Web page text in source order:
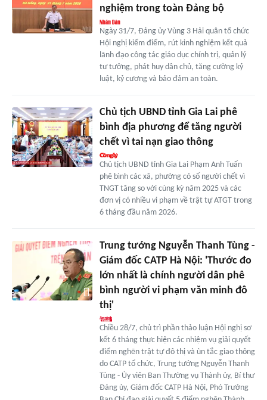
nghiệm trong toàn Đảng bộ
Ngày 31/7, Đảng ủy Vùng 3 Hải quân tổ chức
Hội nghị kiểm điểm, rút kinh nghiệm kết quả
lãnh đạo công tác giáo dục chính trị, quản lý
tư tưởng, phát huy dân chủ, tăng cường kỷ
luật, kỷ cương và bảo đảm an toàn.
Chủ tịch UBND tỉnh Gia Lai phê
bình địa phương để tăng người
chết vì tai nạn giao thông
Chủ tịch UBND tỉnh Gia Lai Phạm Anh Tuấn
phê bình các xã, phường có số người chết vì
TNGT tăng so với cùng kỳ năm 2025 và các
đơn vị có nhiều vi phạm về trật tự ATGT trong
6 tháng đầu năm 2026.
Trung tướng Nguyễn Thanh Tùng -
Giám đốc CATP Hà Nội: 'Thước đo
lớn nhất là chính người dân phê
bình người vi phạm văn minh đô
thị'
Chiều 28/7, chủ trì phần thảo luận Hội nghị sơ
kết 6 tháng thực hiện các nhiệm vụ giải quyết
điểm nghẽn trật tự đô thị và ùn tắc giao thông
do CATP tổ chức, Trung tướng Nguyễn Thanh
Tùng - Ủy viên Ban Thường vụ Thành ủy, Bí thư
Đảng ủy, Giám đốc CATP Hà Nội, Phó Trưởng